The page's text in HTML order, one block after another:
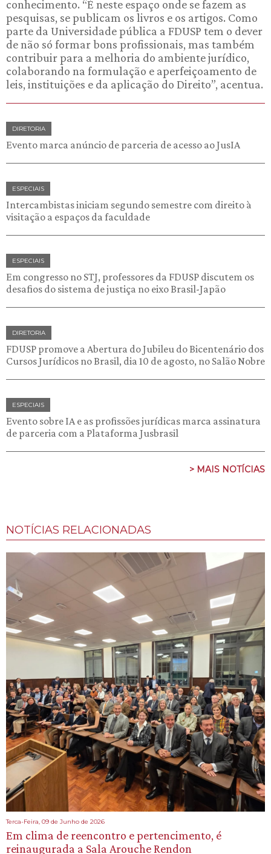
conhecimento. “É neste espaço onde se fazem as
pesquisas, se publicam os livros e os artigos. Como
parte da Universidade pública a FDUSP tem o dever
de não só formar bons profissionais, mas também
contribuir para a melhoria do ambiente jurídico,
colaborando na formulação e aperfeiçoamento de
leis, instituições e da aplicação do Direito”, acentua.
DIRETORIA
Evento marca anúncio de parceria de acesso ao JusIA
ESPECIAIS
Intercambistas iniciam segundo semestre com direito à
visitação a espaços da faculdade
ESPECIAIS
Em congresso no STJ, professores da FDUSP discutem os
desafios do sistema de justiça no eixo Brasil-Japão
DIRETORIA
FDUSP promove a Abertura do Jubileu do Bicentenário dos
Cursos Jurídicos no Brasil, dia 10 de agosto, no Salão Nobre
ESPECIAIS
Evento sobre IA e as profissões jurídicas marca assinatura
de parceria com a Plataforma Jusbrasil
> MAIS NOTÍCIAS
NOTÍCIAS RELACIONADAS
Terca-Feira, 09 de Junho de 2026
Em clima de reencontro e pertencimento, é
reinaugurada a Sala Arouche Rendon